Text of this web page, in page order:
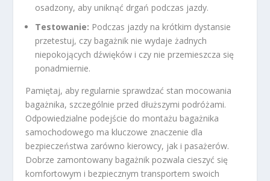
osadzony, aby uniknąć drgań podczas jazdy.
Testowanie: Podczas jazdy na krótkim dystansie
przetestuj, czy bagażnik nie wydaje żadnych
niepokojących dźwięków i czy nie przemieszcza się
ponadmiernie.
Pamiętaj, aby regularnie sprawdzać stan mocowania
bagażnika, szczególnie przed dłuższymi podróżami.
Odpowiedzialne podejście do montażu bagażnika
samochodowego ma kluczowe znaczenie dla
bezpieczeństwa zarówno kierowcy, jak i pasażerów.
Dobrze zamontowany bagażnik pozwala cieszyć się
komfortowym i bezpiecznym transportem swoich